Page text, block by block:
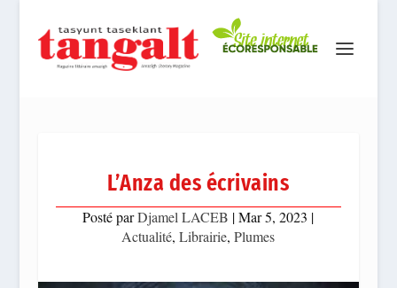
L’Anza des écrivains
Posté parDjamel LACEB |Mar 5, 2023 |
Actualité,Librairie,Plumes